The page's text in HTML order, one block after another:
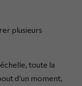
plusieurs
toute la
d’un moment,